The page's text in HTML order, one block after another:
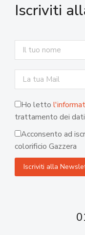
Iscriviti
Ho letto
trattamento dei
Acconsento ad
colorificio Gazzera